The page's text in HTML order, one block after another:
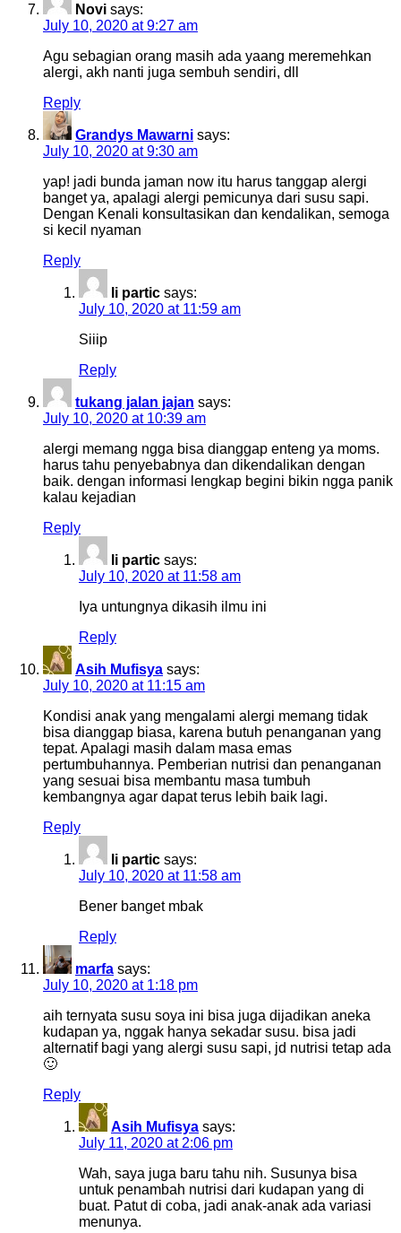
Novi says:
July 10, 2020 at 9:27 am
Agu sebagian orang masih ada yaang meremehkan
alergi, akh nanti juga sembuh sendiri, dll
Reply
Grandys Mawarni says:
July 10, 2020 at 9:30 am
yap! jadi bunda jaman now itu harus tanggap alergi
banget ya, apalagi alergi pemicunya dari susu sapi.
Dengan Kenali konsultasikan dan kendalikan, semoga
si kecil nyaman
Reply
li partic says:
July 10, 2020 at 11:59 am
Siiip
Reply
tukang jalan jajan says:
July 10, 2020 at 10:39 am
alergi memang ngga bisa dianggap enteng ya moms.
harus tahu penyebabnya dan dikendalikan dengan
baik. dengan informasi lengkap begini bikin ngga panik
kalau kejadian
Reply
li partic says:
July 10, 2020 at 11:58 am
Iya untungnya dikasih ilmu ini
Reply
Asih Mufisya says:
July 10, 2020 at 11:15 am
Kondisi anak yang mengalami alergi memang tidak
bisa dianggap biasa, karena butuh penanganan yang
tepat. Apalagi masih dalam masa emas
pertumbuhannya. Pemberian nutrisi dan penanganan
yang sesuai bisa membantu masa tumbuh
kembangnya agar dapat terus lebih baik lagi.
Reply
li partic says:
July 10, 2020 at 11:58 am
Bener banget mbak
Reply
marfa says:
July 10, 2020 at 1:18 pm
aih ternyata susu soya ini bisa juga dijadikan aneka
kudapan ya, nggak hanya sekadar susu. bisa jadi
alternatif bagi yang alergi susu sapi, jd nutrisi tetap ada
🙂
Reply
Asih Mufisya says:
July 11, 2020 at 2:06 pm
Wah, saya juga baru tahu nih. Susunya bisa
untuk penambah nutrisi dari kudapan yang di
buat. Patut di coba, jadi anak-anak ada variasi
menunya.